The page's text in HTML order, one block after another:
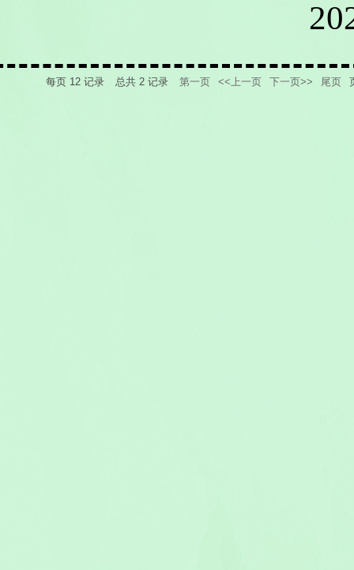
每页 12 记录 总共2 记录 第一页 <<上一页 下一页>> 尾页